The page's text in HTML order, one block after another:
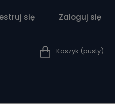
się Zaloguj się
Koszyk (pusty)